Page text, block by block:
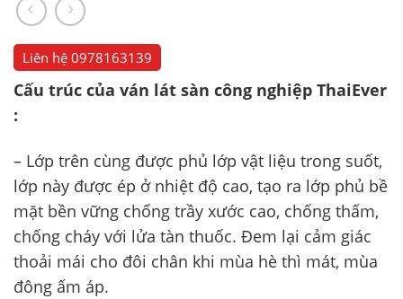
Liên hệ 0978163139
Cấu trúc của ván lát sàn công nghiệp ThaiEver
:
– Lớp trên cùng được phủ lớp vật liệu trong suốt,
lớp này được ép ở nhiệt độ cao, tạo ra lớp phủ bề
mặt bền vững chống trầy xước cao, chống thấm,
chống cháy với lửa tàn thuốc. Đem lại cảm giác
thoải mái cho đôi chân khi mùa hè thì mát, mùa
đông ấm áp.